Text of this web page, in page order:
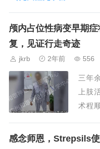
妇产
颅内占位性病变早期
复，见证行走奇迹
jkrb 2年前 556
三年
上肢
术程
行走,
感念师恩，Strepsils